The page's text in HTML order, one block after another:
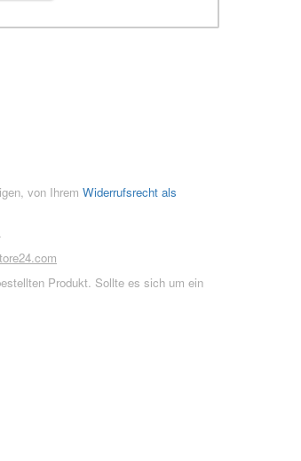
von Ihrem Widerrufsrecht als
Produkt. Sollte es sich um ein